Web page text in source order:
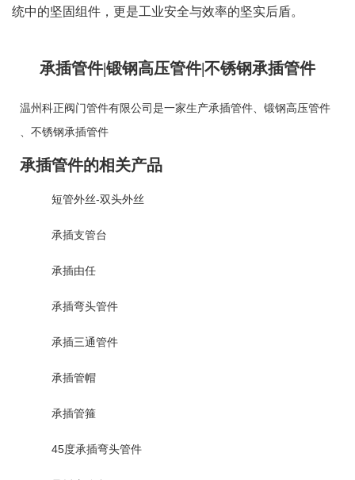
统中的坚固组件，更是工业安全与效率的坚实后盾。
承插管件|锻钢高压管件|不锈钢承插管件
温州科正阀门管件有限公司是一家生产承插管件
锻钢高压管件
不锈钢承插管件
承插管件的相关产品
短管外丝-双头外丝
承插支管台
承插由任
承插弯头管件
承插三通管件
承插管帽
承插管箍
45度承插弯头管件